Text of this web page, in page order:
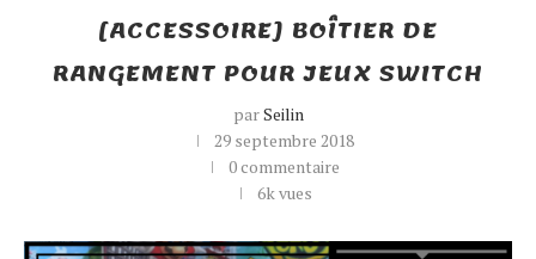
[ACCESSOIRE] BOÎTIER DE
RANGEMENT POUR JEUX SWITCH
parSeilin
29 septembre 2018
0 commentaire
6kvues